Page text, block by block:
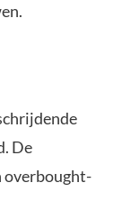
De
overbought-